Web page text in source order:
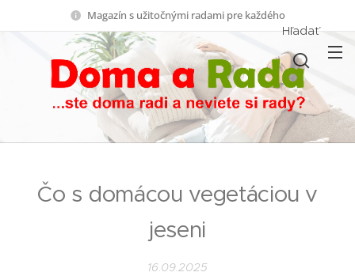
Magazín s užitočnými radami pre každého
Hľadať
Čo s domácou vegetáciou v
jeseni
16.09.2025